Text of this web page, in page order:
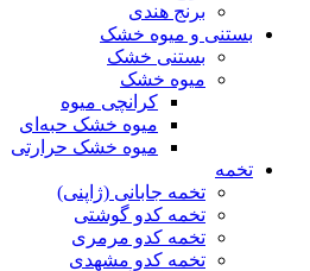
برنج هندی
بستنی و میوه خشک
بستنی خشک
میوه خشک
کرانچی میوه
میوه خشک حبه‌ای
میوه خشک حرارتی
تخمه
تخمه جابانی (ژاپنی)
تخمه کدو گوشتی
تخمه کدو مرمری
تخمه کدو مشهدی